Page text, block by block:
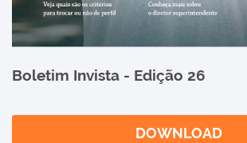
Boletim Invista - Edição 26
DOWNLOAD